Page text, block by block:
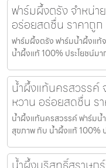
ฟาร์มผึ้งตรัง จำหน่
อร่อยสดชื่น ราคาถูก
ฟาร์มผึ้งตรัง ฟาร์มน้ำผึ้งแท้
น้ำผึ้งแท้ 100% ประโยชน์ม
น้ำผึ้งแท้นครสวรรค์
หวาน อร่อยสดชื่น ร
น้ำผึ้งแท้นครสวรรค์ ฟาร์มน้
สุขภาพ กับ น้ำผึ้งแท้ 100%